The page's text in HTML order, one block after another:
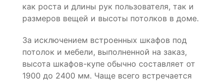
как роста и длины рук пользователя, так и
размеров вещей и высоты потолков в доме.
За исключением встроенных шкафов под
потолок и мебели, выполненной на заказ,
высота шкафов-купе обычно составляет от
1900 до 2400 мм. Чаще всего встречается